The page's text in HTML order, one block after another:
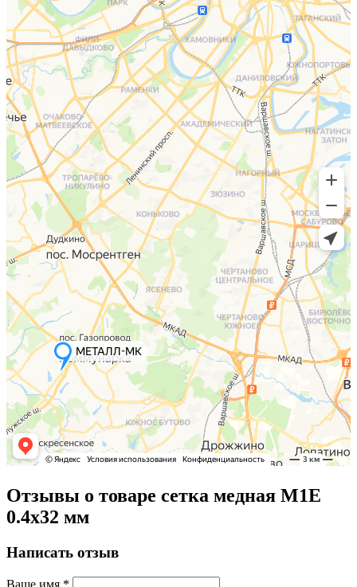
Отзывы о товаре сетка медная М1Е
0.4х32 мм
Написать отзыв
Ваше имя *